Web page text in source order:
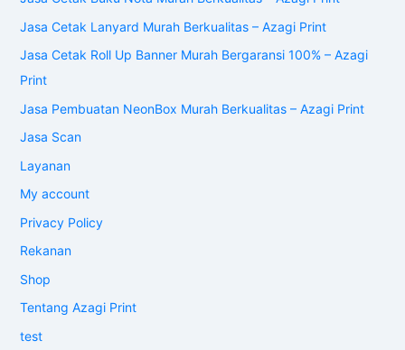
Jasa Cetak Lanyard Murah Berkualitas – Azagi Print
Jasa Cetak Roll Up Banner Murah Bergaransi 100% – Azagi
Print
Jasa Pembuatan NeonBox Murah Berkualitas – Azagi Print
Jasa Scan
Layanan
My account
Privacy Policy
Rekanan
Shop
Tentang Azagi Print
test